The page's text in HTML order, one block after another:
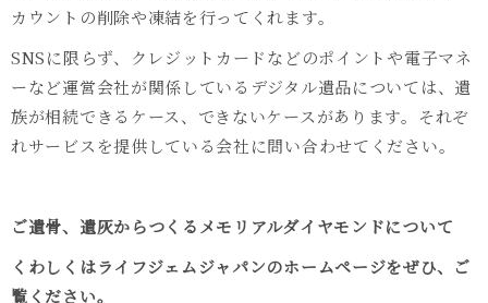
カウントの削除や凍結を行ってくれます。
SNSに限らず、クレジットカードなどのポイントや電子マネ
ーなど運営会社が関係しているデジタル遺品については、遺
族が相続できるケース、できないケースがあります。それぞ
れサービスを提供している会社に問い合わせてください。
ご遺骨、遺灰からつくるメモリアルダイヤモンドについて
くわしくはライフジェムジャパンのホームページをぜひ、ご
覧ください。